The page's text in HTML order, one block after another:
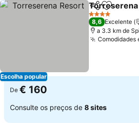
Escolha popular
Partilhar
4 Estrelas
8,6 Excelente
a 3.3 km de
Comodidades
De € 160
Consulte os preços de 8 sites